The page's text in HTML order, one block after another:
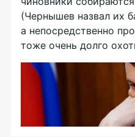
(Чернышев назвал их
а непосредственно
тоже очень долго